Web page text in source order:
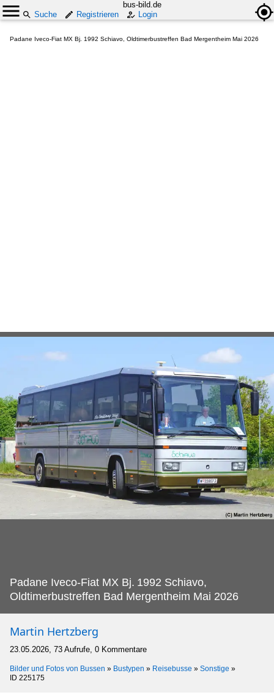
bus-bild.de
Suche
Registrieren Login
Padane Iveco-Fiat MX Bj. 1992 Schiavo, Oldtimerbustreffen Bad Mergentheim Mai 2026
Padane Iveco-Fiat MX Bj. 1992 Schiavo,
Oldtimerbustreffen Bad Mergentheim Mai 2026
Martin Hertzberg
23.05.2026, 73 Aufrufe, 0 Kommentare
Bilder und Fotos von Bussen » Bustypen » Reisebusse » Sonstige »
ID 225175